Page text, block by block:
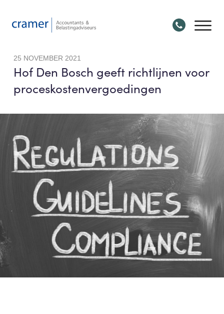
25 NOVEMBER 2021
Hof Den Bosch geeft richtlijnen voor
proceskostenvergoedingen